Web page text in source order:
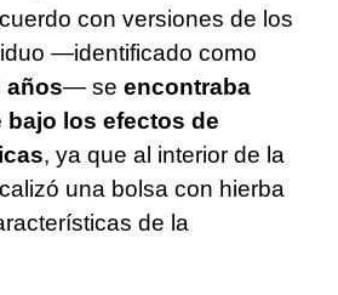
con versiones de los
—identificado como
años— se encontraba
bajo los efectos de
, ya que al interior de la
una bolsa con hierba
de la